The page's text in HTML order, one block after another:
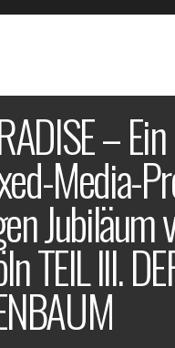
–
Media-
Jubiläum
TEIL III.